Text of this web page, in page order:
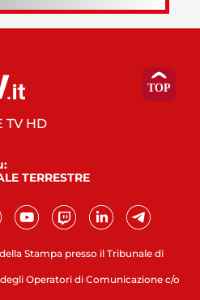
Stampa presso il Tribunale di
Operatori di Comunicazione c/o
TV HD
TERRESTRE